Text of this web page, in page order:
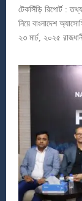
টেকসিঁড়ি রিপোর্ট :
নিয়ে বাংলাদেশ
২৩ মার্চ, ২০২৫